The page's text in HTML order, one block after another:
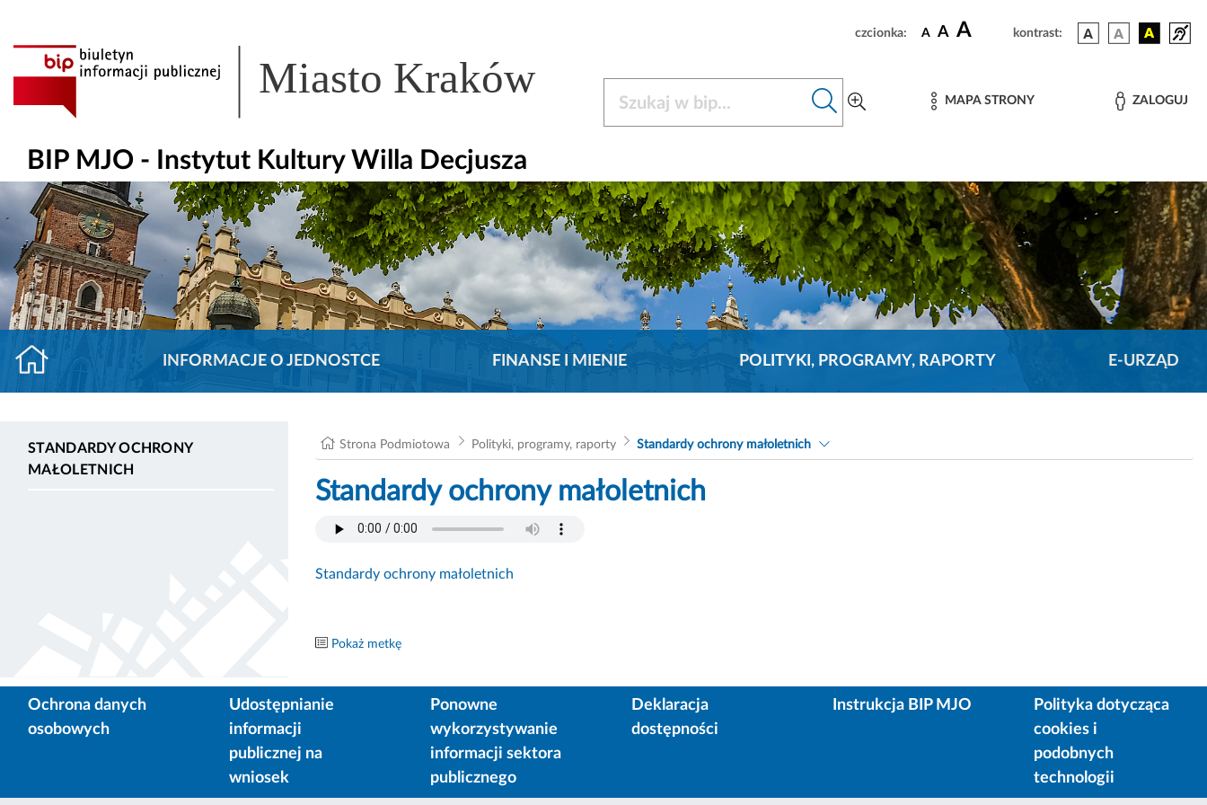
czcionka: A A A kontrast:
Miasto Kraków MAPA STRONY ZALOGUJ
BIP MJO - Instytut Kultury Willa Decjusza
INFORMACJE O JEDNOSTCE FINANSE I MIENIE POLITYKI, PROGRAMY, RAPORTY E-URZĄD
STANDARDY OCHRONY
MAŁOLETNICH
Strona Podmiotowa Polityki, programy, raporty Standardy ochrony małoletnich
Standardy ochrony małoletnich
Standardy ochrony małoletnich
Pokaż metkę
Ochrona danych
osobowych
Udostępnianie
informacji
publicznej na
wniosek
Ponowne
wykorzystywanie
informacji sektora
publicznego
Deklaracja
dostępności
Instrukcja BIP MJO
Polityka dotycząca
cookies i
podobnych
technologii